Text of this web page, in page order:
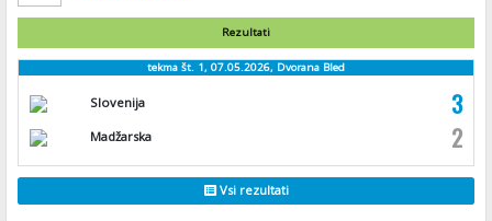
Rezultati
tekma št. 1, 07.05.2026, Dvorana Bled
Slovenija 3
Madžarska 2
Vsi rezultati